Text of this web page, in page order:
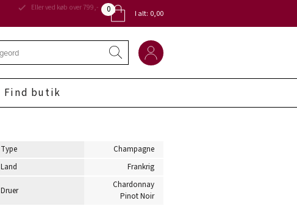
Eller ved køb over 799,- 0 I alt: 0,00
Find butik
Type
Champagne
Land
Frankrig
Druer
Chardonnay
Pinot Noir